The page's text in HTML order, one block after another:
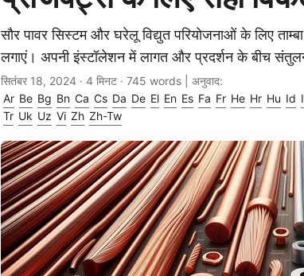
सौर पावर सिस्टम और घरेलू विद्युत परियोजनाओं के लिए
लगाएं। अपनी इंस्टॉलेशन में लागत और प्रदर्शन के बीच
सितंबर 18, 2024 · 4 मिनट · 745 words | अनुवाद:
Ar Be Bg Bn Ca Cs Da De El En Es Fa Fr He Hr Hu Id
Tr Uk Uz Vi Zh Zh-Tw